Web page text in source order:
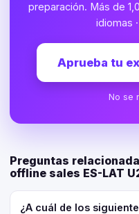
preparación. Más de
idiomas
Aprueba tu
No se
Preguntas
offline sales ES-LAT
¿A cuál de los